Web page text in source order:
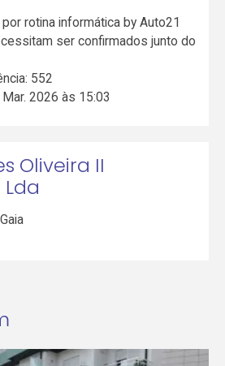
rotina informática by Auto21
ser confirmados junto do
552
2026 às 15:03
Oliveira II